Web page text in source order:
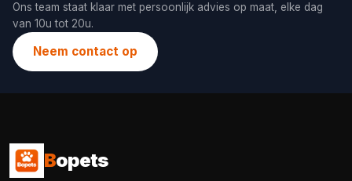
Ons team staat klaar met persoonlijk advies op maat, elke dag
van 10u tot 20u.
Neem contact op
Bopets